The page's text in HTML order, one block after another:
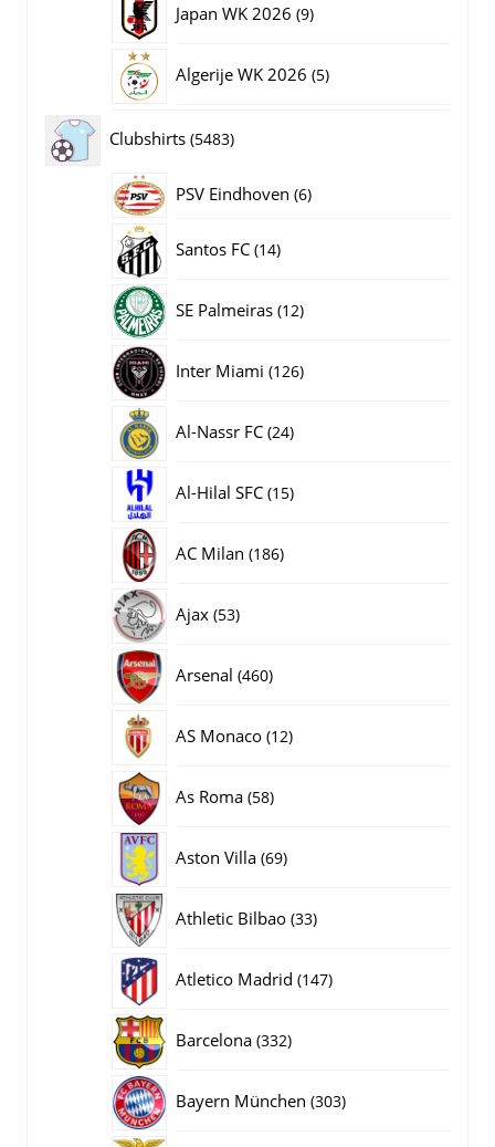
Japan WK 2026 99
Algerije WK 2026 55
Clubshirts 54835483
producten
PSV Eindhoven 66
Santos FC 1414
SE Palmeiras 1212
Inter Miami 126126
Al-Nassr FC 2424
Al-Hilal SFC 1515
AC Milan 186186
Ajax 5353
Arsenal 460460
AS Monaco 1212
As Roma 5858
Aston Villa 6969
Athletic Bilbao 3333
Atletico Madrid 147147
Barcelona 332332
Bayern München 303303